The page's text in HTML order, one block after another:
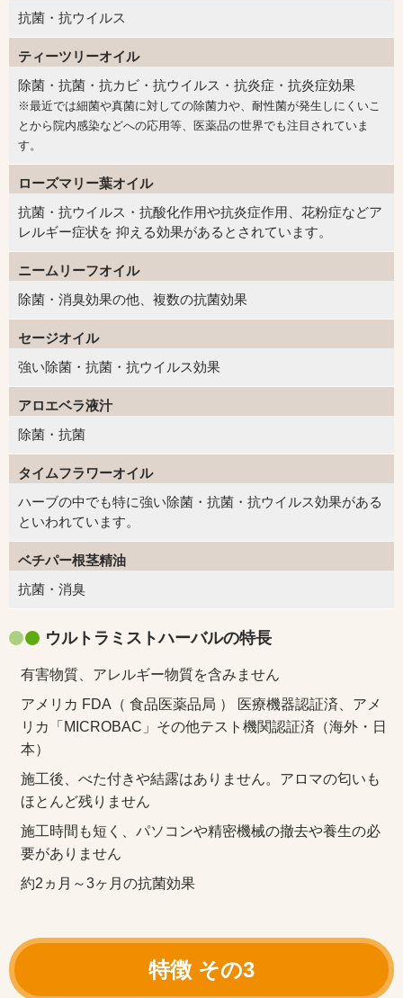
抗菌・抗ウイルス
ティーツリーオイル
除菌・抗菌・抗カビ・抗ウイルス・抗炎症・抗炎症効果
※最近では細菌や真菌に対しての除菌力や、耐性菌が発生しにくいこ
とから院内感染などへの応用等、医薬品の世界でも注目されていま
す。
ローズマリー葉オイル
抗菌・抗ウイルス・抗酸化作用や抗炎症作用、花粉症などア
レルギー症状を 抑える効果があるとされています。
ニームリーフオイル
除菌・消臭効果の他、複数の抗菌効果
セージオイル
強い除菌・抗菌・抗ウイルス効果
アロエベラ液汁
除菌・抗菌
タイムフラワーオイル
ハーブの中でも特に強い除菌・抗菌・抗ウイルス効果がある
といわれています。
ベチパー根茎精油
抗菌・消臭
ウルトラミストハーバルの特長
有害物質、アレルギー物質を含みません
アメリカ FDA（ 食品医薬品局 ） 医療機器認証済、アメ
リカ「MICROBAC」その他テスト機関認証済（海外・日
本）
施工後、べた付きや結露はありません。アロマの匂いも
ほとんど残りません
施工時間も短く、パソコンや精密機械の撤去や養生の必
要がありません
約2ヵ月～3ヶ月の抗菌効果